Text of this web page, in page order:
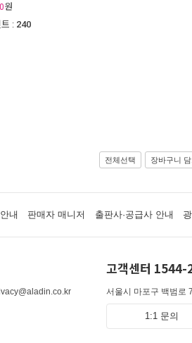
원
: 240
전체선택 장바구니 담
내 판매자 매니저 출판사·공급사 안내
고객센터 1544-
서울시 마포구 백범로
1:1 문의